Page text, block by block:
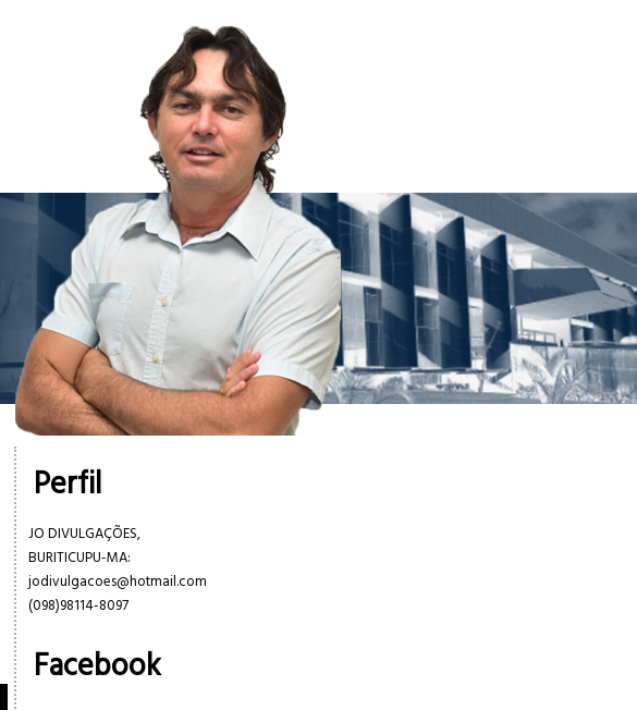
Perfil
JO DIVULGAÇÕES,
BURITICUPU-MA:
jodivulgacoes@hotmail.com
(098)98114-8097
Facebook